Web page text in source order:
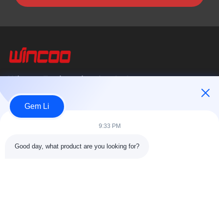
Wincoo Engineering Co., Ltd.
บริษัท วินคู เอ็นจิเนียริ่ง จำกัด (WINCOO) เชี่ยวชาญในการให้บริการ
โซลูชั่นและอุปกรณ์ที่ปรับแต่งตามความต้องการของลูกค้าในด้านการ
ผลิตท่อ,...
หน้าแรก
สินค้า
Gem Li
9:33 PM
Good day, what product are you looking for?